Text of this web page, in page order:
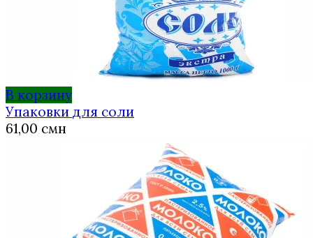
В корзину
Упаковки для соли
61,00 смн